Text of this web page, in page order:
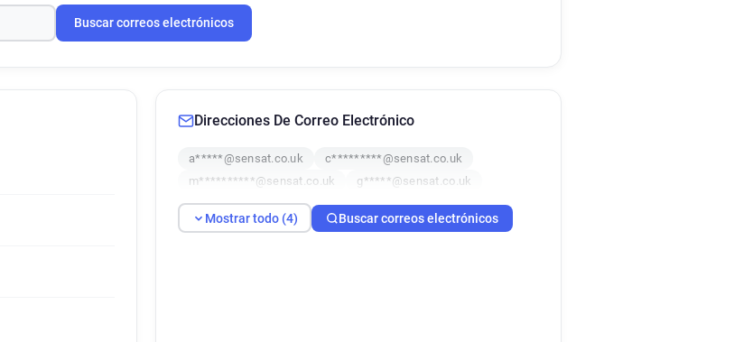
Buscar correos electrónicos
Direcciones De Correo Electrónico
a*****@sensat.co.uk
c*********@sensat.co.uk
m**********@sensat.co.uk
g*****@sensat.co.uk
Mostrar todo (4) Buscar correos electrónicos